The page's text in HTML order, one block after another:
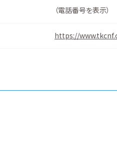
（電話番号を表示）
https://